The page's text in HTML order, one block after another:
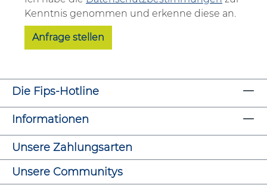
Kenntnis genommen und erkenne diese an.
Anfrage stellen
Die Fips-Hotline
Informationen
Unsere Zahlungsarten
Unsere Communitys